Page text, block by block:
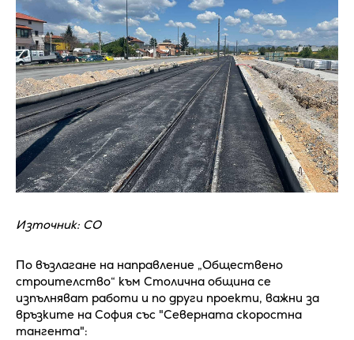
Източник: СО
По възлагане на направление „Обществено
строителство“ към Столична община се
изпълняват работи и по други проекти, важни за
връзките на София със "Северната скоростна
тангента":